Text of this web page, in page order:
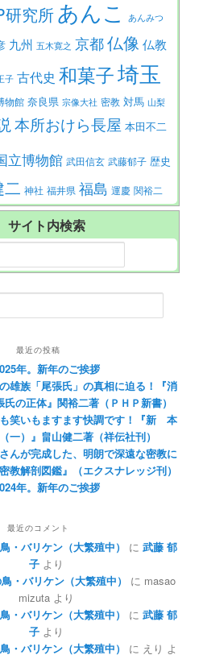
研究所あんこ あんみつ
九州 五木寛之 京都仏像 仏教
子 古代史 和菓子埼玉
物館 奈良県 宗像大社 密教 対馬 山梨
本所おけら長屋 本田不二
立博物館 武田信玄 武藤郁子 歴史
二 神社 福井県 福島 運慶 関裕二
サイト内検索
最近の投稿
年。新年のご挨拶
雄族「尾張氏」の真相に迫る！『消
の正体』関裕二著（ＰＨＰ新書）
笑いもますます快調です！『新 本
一）』畠山健二著（祥伝社刊）
んが完成した、明朗で深遠な密教に
教解剖図鑑』（エクスナレッジ刊）
年。新年のご挨拶
最近のコメント
・バリケン（大繁殖中） に 武藤 郁
子 より
・バリケン（大繁殖中）
に masao
mizuta より
・バリケン（大繁殖中）
に 武藤 郁
子 より
・バリケン（大繁殖中）
に えり よ